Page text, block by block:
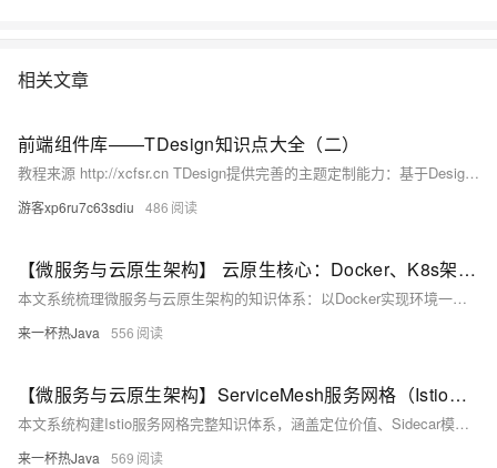
相关文章
前端组件库——TDesign知识点大全（二）
教程来源 http://xcfsr.cn TDesign提供完善的主题定制能力：基于Design Token实现设计原子化管理；支持明暗双模式一键切换；内置主题生成器，可自定义颜色、字体等；兼容Vite/webpack的Less变量定制。同时拥有覆盖布局、导航、消息、数据、输入等场景的丰富组件体系。
游客xp6ru7c63sdiu 486
【微服务与云原生架构】 云原生核心：Docker、K8s架构、核心资源（Pod/Deployment/Service/Ingress）、Pod生命周期、健康检查、滚动更新、自动扩缩容HPA
本文系统梳理微服务与云原生架构的知识体系：以Docker实现环境一致与轻量交付，K8s提供容器编排底座；涵盖Pod、Deployment、Service、Ingress四大核心资源，以及健康检查、滚动更新、HPA自动扩缩容等关键能力，构建高可用、可弹性、可观测的现代分布式应用架构闭环。
来一杯热Java 556
【微服务与云原生架构】ServiceMesh服务网格（Istio）核心原理、Sidecar模式、数据面/控制面、适用场景
本文系统构建Istio服务网格完整知识体系，涵盖定位价值、Sidecar模式、控制面/数据面架构、xDS协议、流量/安全/可观测性原理、落地场景、生态对比及Ambient Mesh演进方向，兼顾理论深度与生产实践。
来一杯热Java 569